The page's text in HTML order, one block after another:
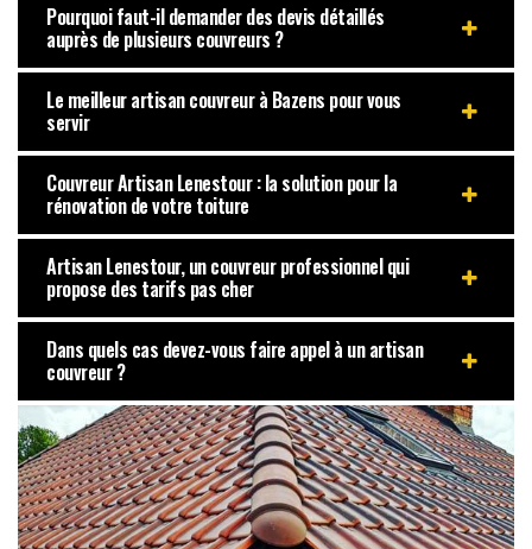
Pourquoi faut-il demander des devis détaillés
auprès de plusieurs couvreurs ?
Le meilleur artisan couvreur à Bazens pour vous
servir
Couvreur Artisan Lenestour : la solution pour la
rénovation de votre toiture
Artisan Lenestour, un couvreur professionnel qui
propose des tarifs pas cher
Dans quels cas devez-vous faire appel à un artisan
couvreur ?